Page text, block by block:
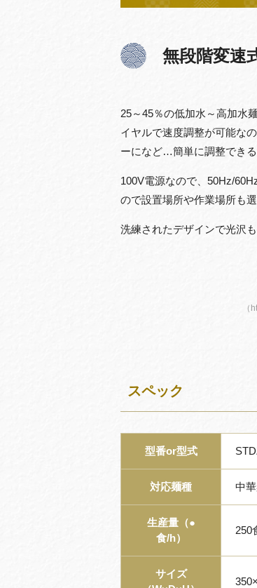
無段階変速
25～45％の低加水～高加水
イヤルで速度調整が可能な
ーになど…簡単に調整できる
100V電源なので、50Hz/
ので設置場所や作業場所も選
洗練されたデザインで光沢
（
スペック
型番or型式
対応麺種 中
生産量（●
食/h）
250
サイズ